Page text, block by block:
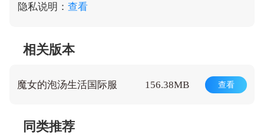
隐私说明： 查看
相关版本
魔女的泡汤生活国际服 156.38MB 查看
同类推荐